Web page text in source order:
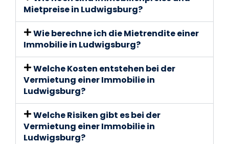
Mietpreise in Ludwigsburg?
Wie berechne ich die Mietrendite einer
Immobilie in Ludwigsburg?
Welche Kosten entstehen bei der
Vermietung einer Immobilie in
Ludwigsburg?
Welche Risiken gibt es bei der
Vermietung einer Immobilie in
Ludwigsburg?